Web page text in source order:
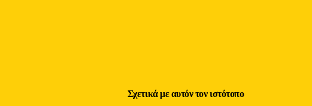
Σχετικά με αυτόν τον ιστότοπο